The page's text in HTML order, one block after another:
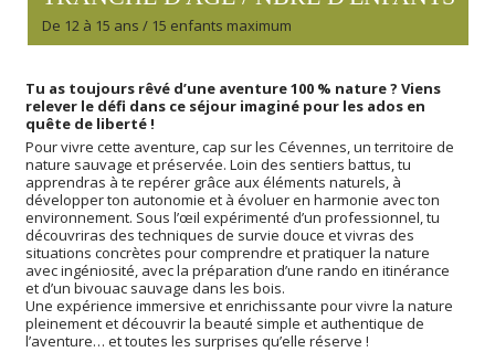
De 12 à 15 ans / 15 enfants maximum
Tu as toujours rêvé d’une aventure 100 % nature ? Viens
relever le défi dans ce séjour imaginé pour les ados en
quête de liberté !
Pour vivre cette aventure, cap sur les Cévennes, un territoire de
nature sauvage et préservée. Loin des sentiers battus, tu
apprendras à te repérer grâce aux éléments naturels, à
développer ton autonomie et à évoluer en harmonie avec ton
environnement. Sous l’œil expérimenté d’un professionnel, tu
découvriras des techniques de survie douce et vivras des
situations concrètes pour comprendre et pratiquer la nature
avec ingéniosité, avec la préparation d’une rando en itinérance
et d’un bivouac sauvage dans les bois.
Une expérience immersive et enrichissante pour vivre la nature
pleinement et découvrir la beauté simple et authentique de
l’aventure… et toutes les surprises qu’elle réserve !